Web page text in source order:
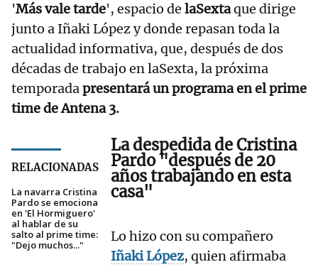
'Más vale tarde', espacio de laSextaque dirige
junto a Iñaki López y donde repasan toda la
actualidad informativa, que, después de dos
décadas de trabajo en laSexta, la próxima
temporadapresentará un programa en el prime
time de Antena 3.
RELACIONADAS
La navarra Cristina
Pardo se emociona
en 'El Hormiguero'
al hablar de su
salto al prime time:
"Dejo muchos..."
La despedida de Cristina
Pardo "después de 20
años trabajando en esta
casa"
Lo hizo con su compañero
Iñaki López, quien afirmaba